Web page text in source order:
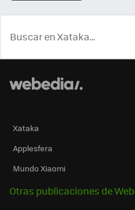
Xataka
Applesfera
Mundo Xiaomi
Otras publicaciones de